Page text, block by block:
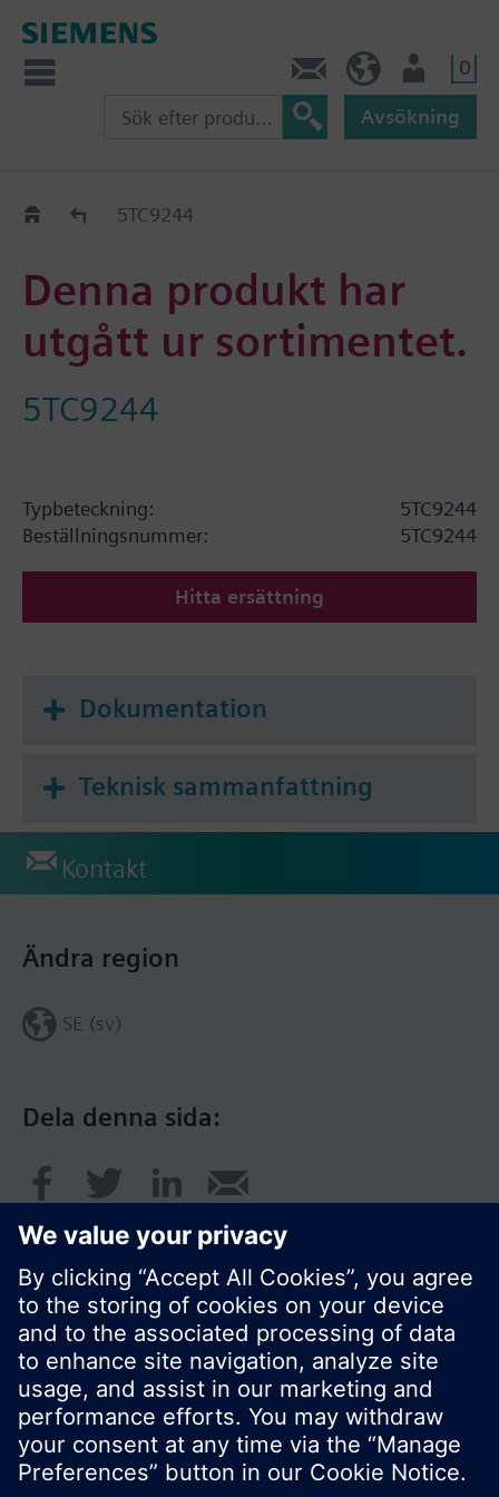
0
Avsökning
Old2New5TC9244
Denna produkt har
utgått ur sortimentet.
5TC9244
Typbeteckning:
5TC9244
Beställningsnummer:
5TC9244
Hitta ersättning
Dokumentation
Teknisk sammanfattning
Kontakt
Dela denna sida:
Ändra region
SE (sv)
© Siemens AB, Building Technologies Division,
CPS - 2017
Produktportfölj och priser kan variera mellan